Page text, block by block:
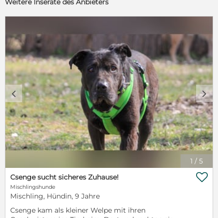
Weitere Inserate des Anbieters
1 / 5
c d
Csenge sucht sicheres Zuhause!
Mischlingshunde
Mischling, Hündin, 9 Jahre
Csenge kam als kleiner Welpe mit ihren
